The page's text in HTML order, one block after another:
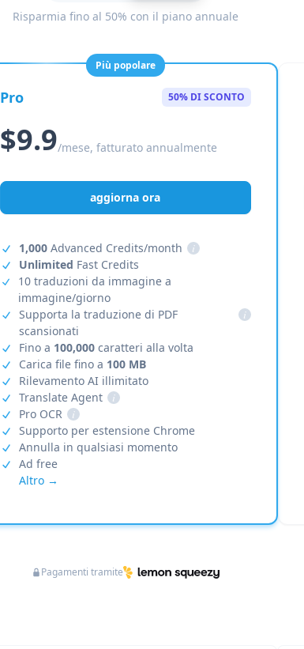
Risparmia fino al 50% con il piano annuale
Più popolare
Pro 50% DI SCONTO
$9.9/mese, fatturato annualmente
aggiorna ora
1,000 Advanced Credits/month
i
Unlimited Fast Credits
10 traduzioni da immagine a
immagine/giorno
Supporta la traduzione di PDF
scansionati
i
Fino a 100,000 caratteri alla volta
Carica file fino a 100 MB
Rilevamento AI illimitato
Translate Agent
i
Pro OCR
i
Supporto per estensione Chrome
Annulla in qualsiasi momento
Ad free
Altro →
Pagamenti tramite